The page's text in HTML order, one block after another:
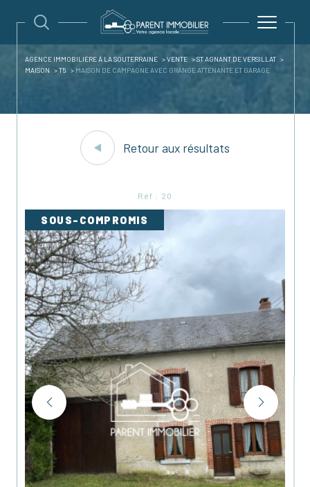
AGENCE IMMOBILIÈRE À LA SOUTERRAINE VENTE
ST AGNANT DE VERSILLAT
MAISON
T5 MAISON DE CAMPAGNE AVEC GRANGE ATTENANTE ET GARAGE
Retour aux résultats
Réf : 20
SOUS-COMPROMIS